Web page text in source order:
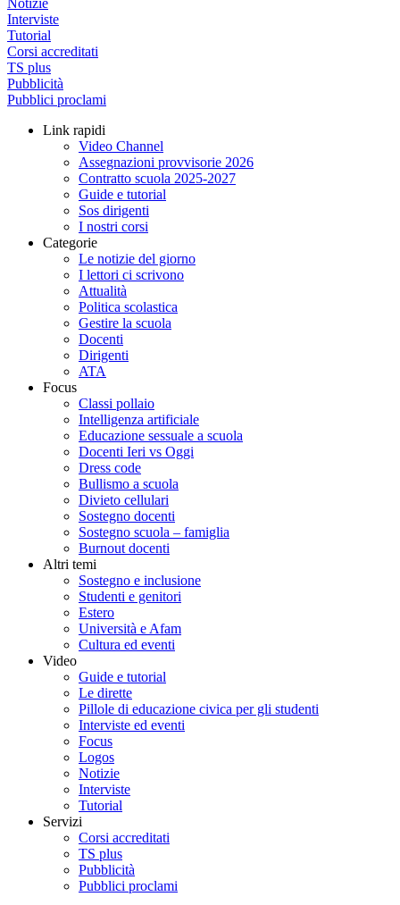
Notizie
Interviste
Tutorial
Corsi accreditati
TS plus
Pubblicità
Pubblici proclami
Link rapidi
Video Channel
Assegnazioni provvisorie 2026
Contratto scuola 2025-2027
Guide e tutorial
Sos dirigenti
I nostri corsi
Categorie
Le notizie del giorno
I lettori ci scrivono
Attualità
Politica scolastica
Gestire la scuola
Docenti
Dirigenti
ATA
Focus
Classi pollaio
Intelligenza artificiale
Educazione sessuale a scuola
Docenti Ieri vs Oggi
Dress code
Bullismo a scuola
Divieto cellulari
Sostegno docenti
Sostegno scuola – famiglia
Burnout docenti
Altri temi
Sostegno e inclusione
Studenti e genitori
Estero
Università e Afam
Cultura ed eventi
Video
Guide e tutorial
Le dirette
Pillole di educazione civica per gli studenti
Interviste ed eventi
Focus
Logos
Notizie
Interviste
Tutorial
Servizi
Corsi accreditati
TS plus
Pubblicità
Pubblici proclami